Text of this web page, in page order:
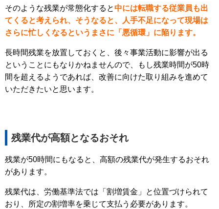
そのような残業が常態化すると中には転職する従業員も出
てくると考えられ、そうなると、人手不足になって現場は
さらに忙しくなるというまさに「悪循環」に陥ります。
長時間残業を放置しておくと、後々事業活動に影響が出る
ということにもなりかねませんので、もし残業時間が50時
間を超えるようであれば、改善に向けた取り組みを進めて
いただきたいと思います。
残業代が高額となるおそれ
残業が50時間にもなると、高額の残業代が発生するおそれ
があります。
残業代は、労働基準法では「割増賃金」と位置づけられて
おり、所定の割増率を乗じて支払う必要があります。